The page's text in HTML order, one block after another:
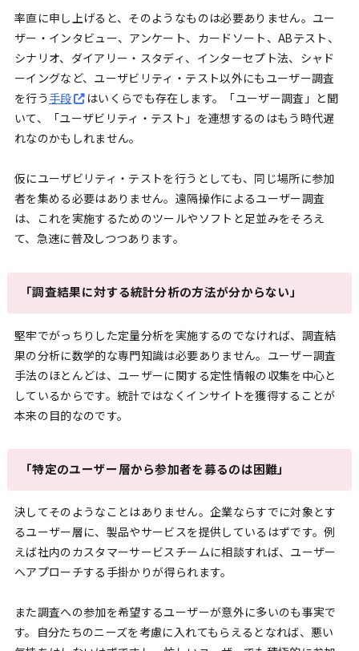
率直に申し上げると、そのようなものは必要ありません。ユー
ザー・インタビュー、アンケート、カードソート、ABテスト、
シナリオ、ダイアリー・スタディ、インターセプト法、シャド
ーイングなど、ユーザビリティ・テスト以外にもユーザー調査
を行う手段
はいくらでも存在します。「ユーザー調査」と聞
いて、「ユーザビリティ・テスト」を連想するのはもう時代遅
れなのかもしれません。
仮にユーザビリティ・テストを行うとしても、同じ場所に参加
者を集める必要はありません。遠隔操作によるユーザー調査
は、これを実施するためのツールやソフトと足並みをそろえ
て、急速に普及しつつあります。
「調査結果に対する統計分析の方法が分からない」
堅牢でがっちりした定量分析を実施するのでなければ、調査結
果の分析に数学的な専門知識は必要ありません。ユーザー調査
手法のほとんどは、ユーザーに関する定性情報の収集を中心と
しているからです。統計ではなくインサイトを獲得することが
本来の目的なのです。
「特定のユーザー層から参加者を募るのは困難」
決してそのようなことはありません。企業ならすでに対象とす
るユーザー層に、製品やサービスを提供しているはずです。例
えば社内のカスタマーサービスチームに相談すれば、ユーザー
へアプローチする手掛かりが得られます。
また調査への参加を希望するユーザーが意外に多いのも事実で
す。自分たちのニーズを考慮に入れてもらえるとなれば、悪い